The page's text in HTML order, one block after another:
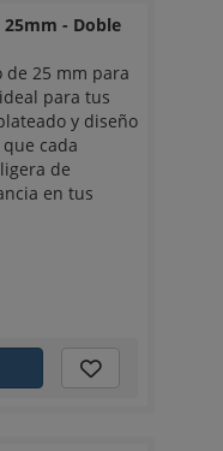
- Doble
de 25 mm para
para tus
y diseño
cada
de
en tus